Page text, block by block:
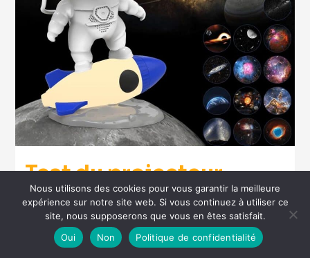
Test du projecteur
galaxie astronaute : un
ciel étoilé chez vous
4 minutes de lecture
Nous utilisons des cookies pour vous garantir la meilleure
expérience sur notre site web. Si vous continuez à utiliser ce
site, nous supposerons que vous en êtes satisfait.
Oui
Non Politique de confidentialité